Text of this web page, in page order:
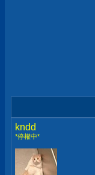
kndd
*停權中*